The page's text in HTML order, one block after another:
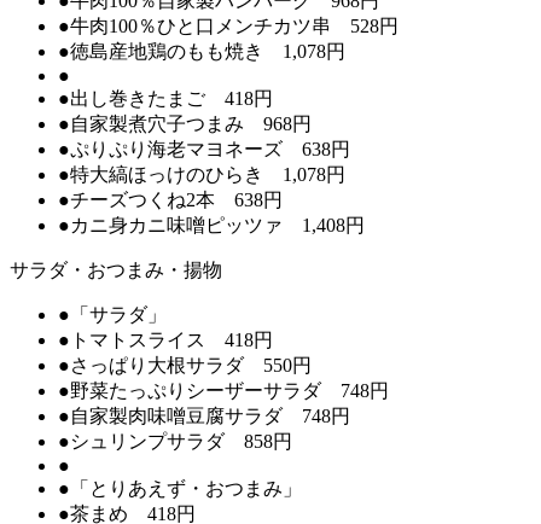
●牛肉100％ひと口メンチカツ串 528円
●徳島産地鶏のもも焼き 1,078円
●
●出し巻きたまご 418円
●自家製煮穴子つまみ 968円
●ぷりぷり海老マヨネーズ 638円
●特大縞ほっけのひらき 1,078円
●チーズつくね2本 638円
●カニ身カニ味噌ピッツァ 1,408円
サラダ・おつまみ・揚物
●「サラダ」
●トマトスライス 418円
●さっぱり大根サラダ 550円
●野菜たっぷりシーザーサラダ 748円
●自家製肉味噌豆腐サラダ 748円
●シュリンプサラダ 858円
●
●「とりあえず・おつまみ」
●茶まめ 418円